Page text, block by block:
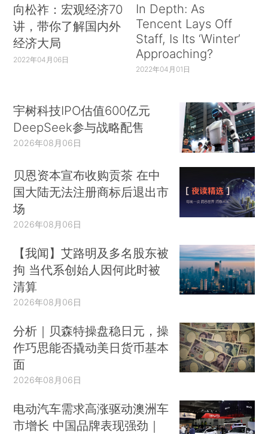
向松祚：宏观经济70
讲，带你了解国内外
经济大局
2022年04月06日
In Depth: As
Tencent Lays Off
Staff, Is Its ‘Winter’
Approaching?
2022年04月01日
宇树科技IPO估值600亿元
DeepSeek参与战略配售
2026年08月06日
贝恩资本宣布收购贡茶 在中
国大陆无法注册商标后退出市
场
2026年08月06日
【我闻】艾路明及多名股东被
拘 当代系创始人因何此时被
清算
2026年08月06日
分析｜贝森特操盘稳日元，操
作巧思能否撬动美日货币基本
面
2026年08月06日
电动汽车需求高涨驱动澳洲车
市增长 中国品牌表现强劲｜